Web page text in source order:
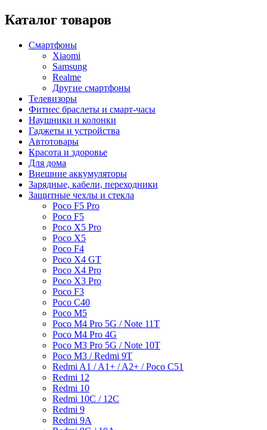
Каталог товаров
Смартфоны
Xiaomi
Samsung
Realme
Другие смартфоны
Телевизоры
Фитнес браслеты и смарт-часы
Наушники и колонки
Гаджеты и устройства
Автотовары
Красота и здоровье
Для дома
Внешние аккумуляторы
Зарядные, кабели, переходники
Защитные чехлы и стекла
Poco F5 Pro
Poco F5
Poco X5 Pro
Poco X5
Poco F4
Poco X4 GT
Poco X4 Pro
Poco X3 Pro
Poco F3
Poco C40
Poco M5
Poco M4 Pro 5G / Note 11T
Poco M4 Pro 4G
Poco M3 Pro 5G / Note 10T
Poco M3 / Redmi 9T
Redmi A1 / A1+ / A2+ / Poco C51
Redmi 12
Redmi 10
Redmi 10C / 12C
Redmi 9
Redmi 9A